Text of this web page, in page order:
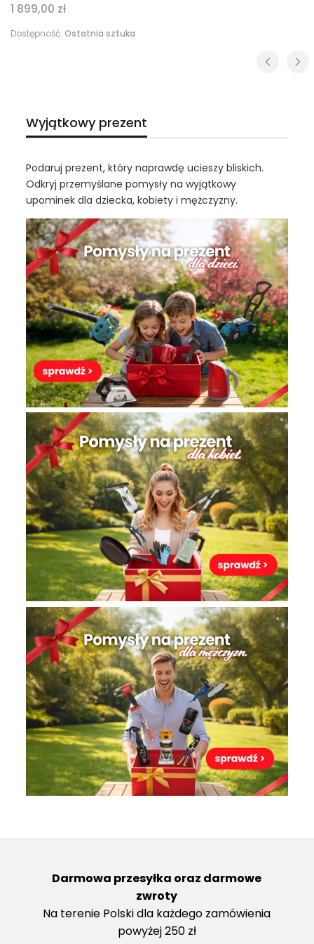
Cena
1 899,00 zł
Dostępność: Ostatnia sztuka
Wyjątkowy prezent
Podaruj prezent, który naprawdę ucieszy bliskich.
Odkryj przemyślane pomysły na wyjątkowy
upominek dla dziecka, kobiety i mężczyzny.
Darmowa przesyłka oraz darmowe
zwroty
Na terenie Polski dla każdego zamówienia
powyżej 250 zł